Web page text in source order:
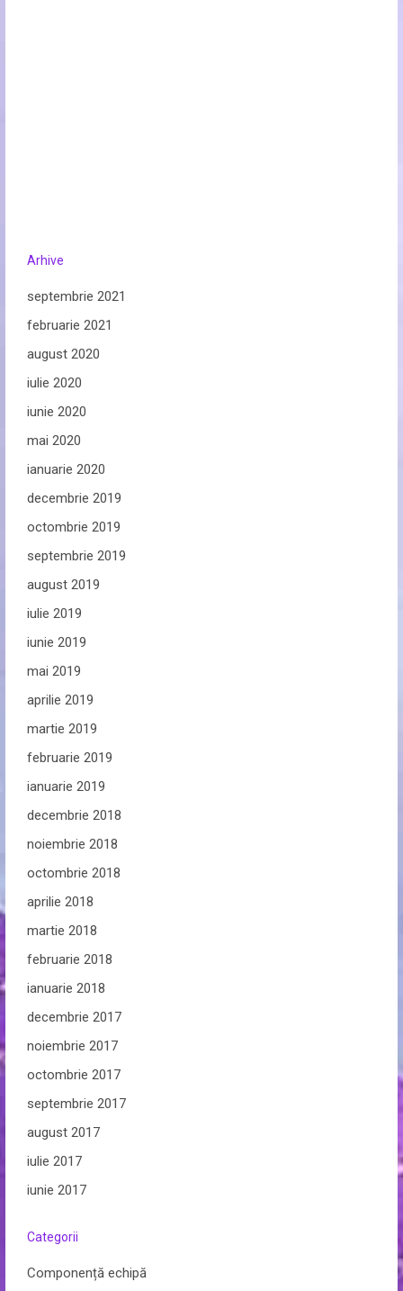
Arhive
septembrie 2021
februarie 2021
august 2020
iulie 2020
iunie 2020
mai 2020
ianuarie 2020
decembrie 2019
octombrie 2019
septembrie 2019
august 2019
iulie 2019
iunie 2019
mai 2019
aprilie 2019
martie 2019
februarie 2019
ianuarie 2019
decembrie 2018
noiembrie 2018
octombrie 2018
aprilie 2018
martie 2018
februarie 2018
ianuarie 2018
decembrie 2017
noiembrie 2017
octombrie 2017
septembrie 2017
august 2017
iulie 2017
iunie 2017
Categorii
Componență echipă